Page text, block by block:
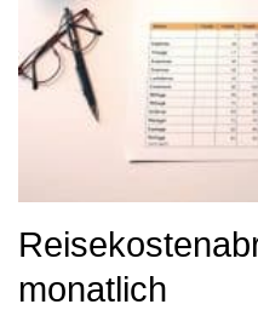
monatlich